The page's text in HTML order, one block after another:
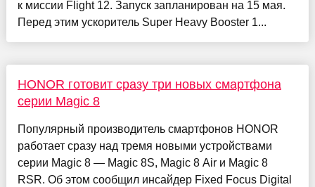
к миссии Flight 12. Запуск запланирован на 15 мая.
Перед этим ускоритель Super Heavy Booster 1...
HONOR готовит сразу три новых смартфона
серии Magic 8
Популярный производитель смартфонов HONOR
работает сразу над тремя новыми устройствами
серии Magic 8 — Magic 8S, Magic 8 Air и Magic 8
RSR. Об этом сообщил инсайдер Fixed Focus Digital